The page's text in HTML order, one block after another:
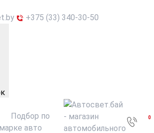
+375 (33) 340-30-50
Подбор по
марке авто
0